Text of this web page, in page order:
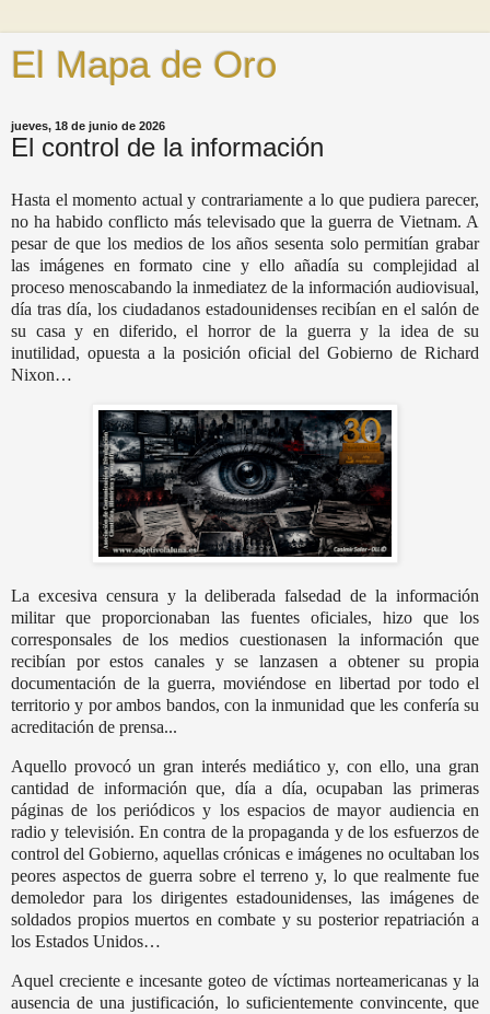
El Mapa de Oro
jueves, 18 de junio de 2026
El control de la información
Hasta el momento actual y contrariamente a lo que pudiera parecer,
no ha habido conflicto más televisado que la guerra de Vietnam. A
pesar de que los medios de los años sesenta solo permitían grabar
las imágenes en formato cine y ello añadía su complejidad al
proceso menoscabando la inmediatez de la información audiovisual,
día tras día, los ciudadanos estadounidenses recibían en el salón de
su casa y en diferido, el horror de la guerra y la idea de su
inutilidad, opuesta a la posición oficial del Gobierno de Richard
Nixon…
La excesiva censura y la deliberada falsedad de la información
militar que proporcionaban las fuentes oficiales, hizo que los
corresponsales de los medios cuestionasen la información que
recibían por estos canales y se lanzasen a obtener su propia
documentación de la guerra, moviéndose en libertad por todo el
territorio y por ambos bandos, con la inmunidad que les confería su
acreditación de prensa...
Aquello provocó un gran interés mediático y, con ello, una gran
cantidad de información que, día a día, ocupaban las primeras
páginas de los periódicos y los espacios de mayor audiencia en
radio y televisión. En contra de la propaganda y de los esfuerzos de
control del Gobierno, aquellas crónicas e imágenes no ocultaban los
peores aspectos de guerra sobre el terreno y, lo que realmente fue
demoledor para los dirigentes estadounidenses, las imágenes de
soldados propios muertos en combate y su posterior repatriación a
los Estados Unidos…
Aquel creciente e incesante goteo de víctimas norteamericanas y la
ausencia de una justificación, lo suficientemente convincente, que